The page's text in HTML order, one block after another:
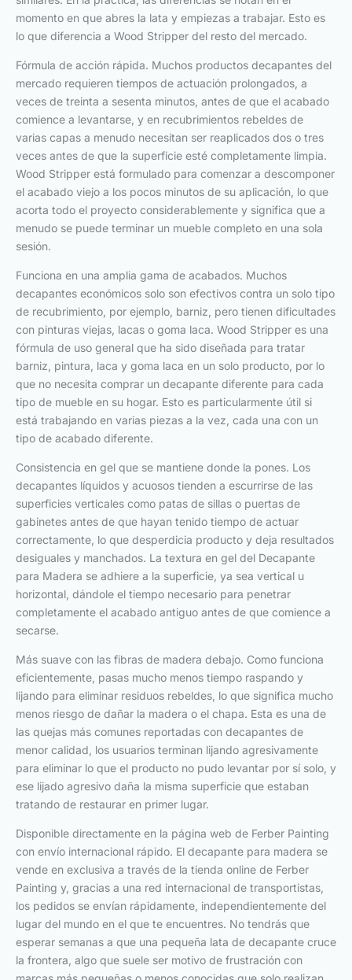
momento en que abres la lata y empiezas a trabajar. Esto es
lo que diferencia a Wood Stripper del resto del mercado.
Fórmula de acción rápida. Muchos productos decapantes del
mercado requieren tiempos de actuación prolongados, a
veces de treinta a sesenta minutos, antes de que el acabado
comience a levantarse, y en recubrimientos rebeldes de
varias capas a menudo necesitan ser reaplicados dos o tres
veces antes de que la superficie esté completamente limpia.
Wood Stripper está formulado para comenzar a descomponer
el acabado viejo a los pocos minutos de su aplicación, lo que
acorta todo el proyecto considerablemente y significa que a
menudo se puede terminar un mueble completo en una sola
sesión.
Funciona en una amplia gama de acabados. Muchos
decapantes económicos solo son efectivos contra un solo tipo
de recubrimiento, por ejemplo, barniz, pero tienen dificultades
con pinturas viejas, lacas o goma laca. Wood Stripper es una
fórmula de uso general que ha sido diseñada para tratar
barniz, pintura, laca y goma laca en un solo producto, por lo
que no necesita comprar un decapante diferente para cada
tipo de mueble en su hogar. Esto es particularmente útil si
está trabajando en varias piezas a la vez, cada una con un
tipo de acabado diferente.
Consistencia en gel que se mantiene donde la pones. Los
decapantes líquidos y acuosos tienden a escurrirse de las
superficies verticales como patas de sillas o puertas de
gabinetes antes de que hayan tenido tiempo de actuar
correctamente, lo que desperdicia producto y deja resultados
desiguales y manchados. La textura en gel del Decapante
para Madera se adhiere a la superficie, ya sea vertical u
horizontal, dándole el tiempo necesario para penetrar
completamente el acabado antiguo antes de que comience a
secarse.
Más suave con las fibras de madera debajo. Como funciona
eficientemente, pasas mucho menos tiempo raspando y
lijando para eliminar residuos rebeldes, lo que significa mucho
menos riesgo de dañar la madera o el chapa. Esta es una de
las quejas más comunes reportadas con decapantes de
menor calidad, los usuarios terminan lijando agresivamente
para eliminar lo que el producto no pudo levantar por sí solo, y
ese lijado agresivo daña la misma superficie que estaban
tratando de restaurar en primer lugar.
Disponible directamente en la página web de Ferber Painting
con envío internacional rápido. El decapante para madera se
vende en exclusiva a través de la tienda online de Ferber
Painting y, gracias a una red internacional de transportistas,
los pedidos se envían rápidamente, independientemente del
lugar del mundo en el que te encuentres. No tendrás que
esperar semanas a que una pequeña lata de decapante cruce
la frontera, algo que suele ser motivo de frustración con